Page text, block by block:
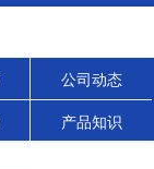
公司动态
产品知识